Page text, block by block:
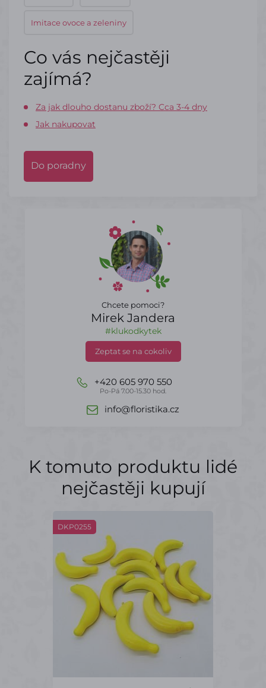
Imitace ovoce a zeleniny
Co vás nejčastěji
zajímá?
Za jak dlouho dostanu zboží? Cca 3-4 dny
Jak nakupovat
Do poradny
Chcete pomoci?
Mirek Jandera
#klukodkytek
Zeptat se na cokoliv
+420 605 970 550
Po-Pá 7.00-15.30 hod.
info@floristika.cz
K tomuto produktu lidé
nejčastěji kupují
DKP0255